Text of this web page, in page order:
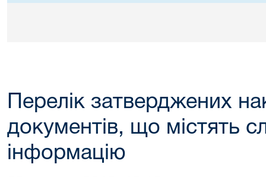
Перелік затверджених
документів, що містять
інформацію